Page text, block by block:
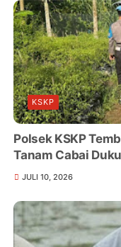
KSKP
Polsek KSKP
Tanam Cabai
JULI 10, 2026